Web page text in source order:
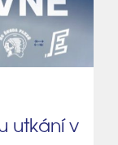
utkání v